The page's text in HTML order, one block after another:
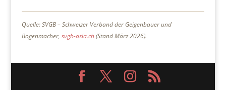
Quelle: SVGB – Schweizer Verband der Geigenbauer und
Bogenmacher, svgb-asla.ch(Stand März 2026).